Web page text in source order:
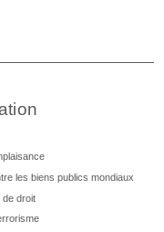
les biens publics mondiaux
de droit